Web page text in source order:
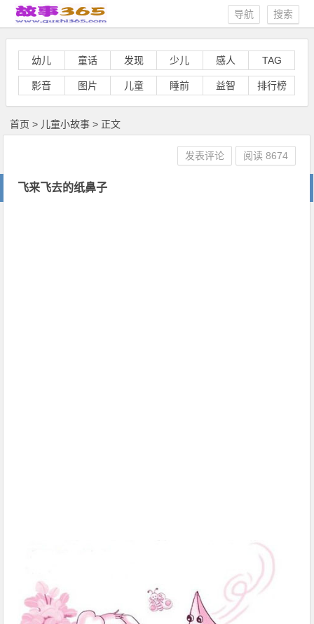
搜索
导航
幼儿 童话 发现 少儿 感人 TAG
影音 图片 儿童 睡前 益智 排行榜
首页 > 儿童小故事 > 正文
飞来飞去的纸鼻子
发表评论 阅读8674